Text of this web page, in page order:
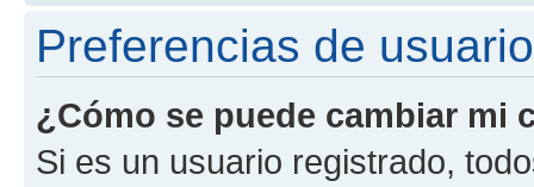
Preferencias de
¿Cómo se puede cambiar mi
Si es un usuario registrado,